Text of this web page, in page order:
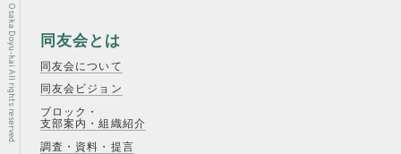
同友会とは
同友会について
同友会ビジョン
ブロック・
支部案内・組織紹介
調査・資料・提言
Copyright © Osaka Doyu-kai All rights reserved.